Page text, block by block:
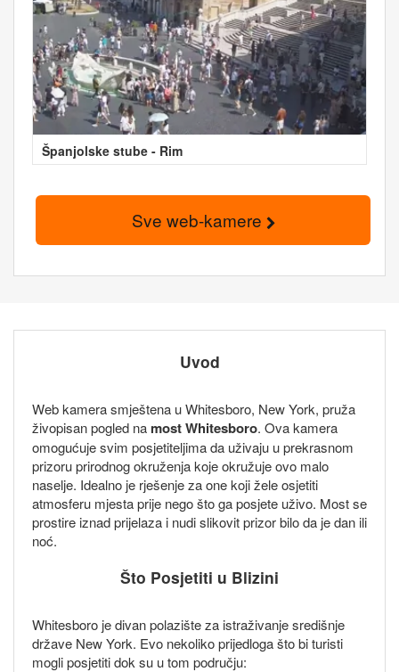
Španjolske stube - Rim
Sve web-kamere
Uvod
Web kamera smještena u Whitesboro, New York, pruža
živopisan pogled na most Whitesboro. Ova kamera
omogućuje svim posjetiteljima da uživaju u prekrasnom
prizoru prirodnog okruženja koje okružuje ovo malo
naselje. Idealno je rješenje za one koji žele osjetiti
atmosferu mjesta prije nego što ga posjete uživo. Most se
prostire iznad prijelaza i nudi slikovit prizor bilo da je dan ili
noć.
Što Posjetiti u Blizini
Whitesboro je divan polazište za istraživanje središnje
države New York. Evo nekoliko prijedloga što bi turisti
mogli posjetiti dok su u tom području: